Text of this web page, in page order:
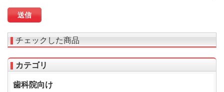
チェックした商品
カテゴリ
歯科院向け